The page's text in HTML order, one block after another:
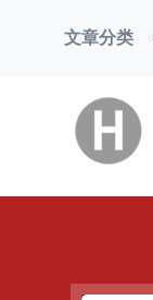
文章分类